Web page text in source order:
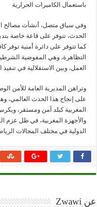
باستعمال الكاميرات الحرارية
وفي سياق متصل، أنشأت مصالح
الحدث، تتوفر على قاعة خاصة
كما تتوفر على دائرة أمنية توفر
التظاهرة، وهي المفوضية
العمل، وبين الاستقلالية في تنفيذ
وتراهن المديرية العامة للأمن
على إنجاح هذا الحدث العالمي،
المغربية كبلد آمن ومستقر،
والأجهزة المغربية، في ظل عزم
الدولية في مختلف المجالات
عن Zwawi